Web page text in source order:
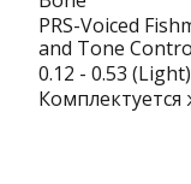
PRS-Voiced
and Tone
0.12 - 0.53 (Light)
Комплектуется